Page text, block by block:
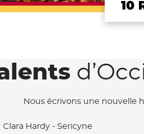
Nous écrivons une nouvelle
Clara Hardy - Sericyne